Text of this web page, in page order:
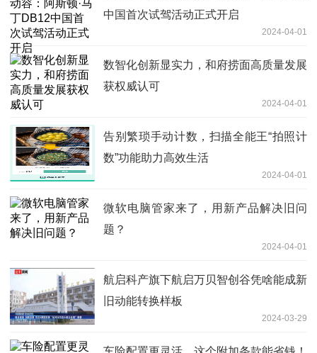
中国首次试驾活动正式开启
2024-04-01
数智化创新显实力，和府捞面高质量发展
获权威认可
2024-04-01
告别繁琐手动计数，扫描全能王“拍照计
数”功能助力高效生活
2024-04-01
微软电脑管家来了，用新产品解决旧问
题？
2024-04-01
航启科产旗下航启万贝智创谷凭啥能成新
旧动能转换样板
2024-03-29